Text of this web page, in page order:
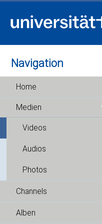
Navigation
Home
Medien
Videos
Audios
Photos
Channels
Alben